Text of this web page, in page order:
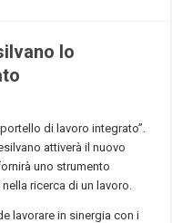
lo
di lavoro integrato”.
attiverà il nuovo
uno strumento
ricerca di un lavoro.
lavorare in sinergia con i